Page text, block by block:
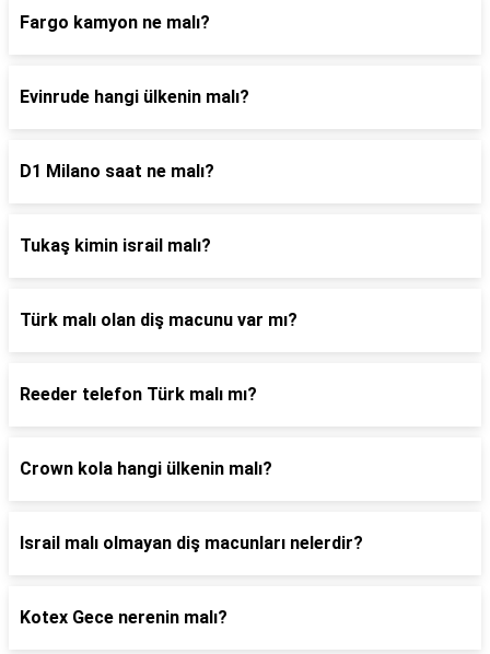
Fargo kamyon ne malı?
Evinrude hangi ülkenin malı?
D1 Milano saat ne malı?
Tukaş kimin israil malı?
Türk malı olan diş macunu var mı?
Reeder telefon Türk malı mı?
Crown kola hangi ülkenin malı?
Israil malı olmayan diş macunları nelerdir?
Kotex Gece nerenin malı?